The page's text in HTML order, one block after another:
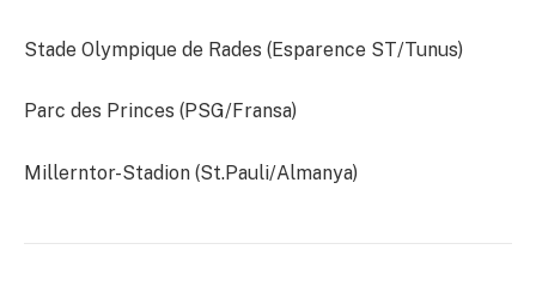
Stade Olympique de Rades (Esparence ST/Tunus)
Parc des Princes (PSG/Fransa)
Millerntor-Stadion (St.Pauli/Almanya)